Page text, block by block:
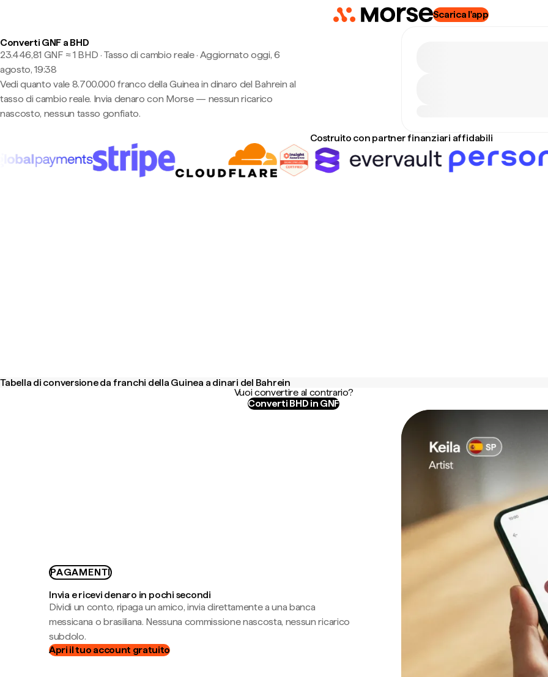
Scarica l'app
Converti GNF a BHD
23.446,81 GNF ≈ 1 BHD · Tasso di cambio reale· Aggiornato oggi, 6
agosto, 19:38
Vedi quanto vale 8.700.000 franco della Guinea in dinaro del Bahrein al
tasso di cambio reale. Invia denaro con Morse — nessun ricarico
nascosto, nessun tasso gonfiato.
Costruito con partner finanziari affidabili
Tabella di conversione da franchi della Guinea a dinari del Bahrein
Vuoi convertire al contrario?
Converti BHD in GNF
PAGAMENTI
Invia e ricevi denaro in pochi secondi
Dividi un conto, ripaga un amico, invia direttamente a una banca
messicana o brasiliana. Nessuna commissione nascosta, nessun ricarico
subdolo.
Apri il tuo account gratuito